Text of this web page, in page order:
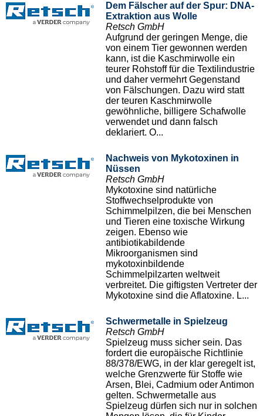
Dem Fälscher auf der Spur: DNA-
Extraktion aus Wolle
Retsch GmbH
Aufgrund der geringen Menge, die
von einem Tier gewonnen werden
kann, ist die Kaschmirwolle ein
teurer Rohstoff für die Textilindustrie
und daher vermehrt Gegenstand
von Fälschungen. Dazu wird statt
der teuren Kaschmirwolle
gewöhnliche, billigere Schafwolle
verwendet und dann falsch
deklariert. O...
Nachweis von Mykotoxinen in
Nüssen
Retsch GmbH
Mykotoxine sind natürliche
Stoffwechselprodukte von
Schimmelpilzen, die bei Menschen
und Tieren eine toxische Wirkung
zeigen. Ebenso wie
antibiotikabildende
Mikroorganismen sind
mykotoxinbildende
Schimmelpilzarten weltweit
verbreitet. Die giftigsten Vertreter der
Mykotoxine sind die Aflatoxine. L...
Schwermetalle in Spielzeug
Retsch GmbH
Spielzeug muss sicher sein. Das
fordert die europäische Richtlinie
88/378/EWG, in der klar geregelt ist,
welche Grenzwerte für Stoffe wie
Arsen, Blei, Cadmium oder Antimon
gelten. Schwermetalle aus
Spielzeug dürfen sich nur in solchen